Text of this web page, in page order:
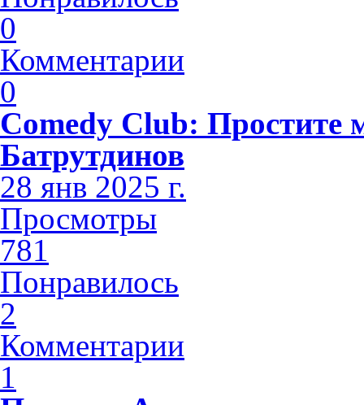
0
Комментарии
0
Comedy Club:
Батрутдинов
28 янв 2025 г.
Просмотры
781
Понравилось
2
Комментарии
1